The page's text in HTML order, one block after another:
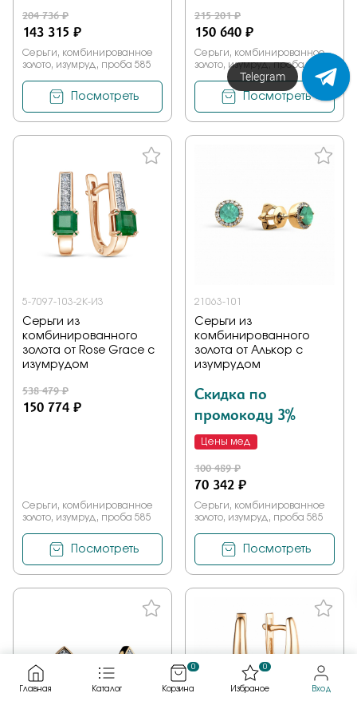
204 736 ₽
143 315 ₽
Серьги, комбинированное
золото, изумруд, проба 585
Посмотреть
215 201 ₽
150 640 ₽
Серьги, комбинированное
золото, изумруд, проба 585
Посмотреть
5-7097-103-2К-ИЗ
Серьги из
комбинированного
золота от Rose Grace с
изумрудом
538 479 ₽
150 774 ₽
Серьги, комбинированное
золото, изумруд, проба 585
Посмотреть
21063-101
Серьги из
комбинированного
золота от Алькор с
изумрудом
Скидка по
промокоду 3%
Цены мед
100 489 ₽
70 342 ₽
Серьги, комбинированное
золото, изумруд, проба 585
Посмотреть
Главная Каталог Корзина
0
Избраное
0
Вход
Напишите нам!